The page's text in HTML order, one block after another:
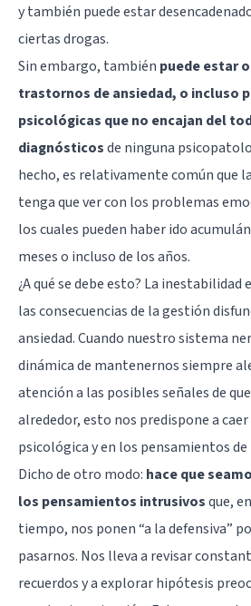
y también puede estar
ciertas drogas.
Sin embargo, también puede estar
trastornos de ansiedad, o incluso
psicológicas que no encajan del
diagnósticosde ninguna
hecho, es relativamente común que
tenga que ver con los problemas
los cuales pueden haber ido
meses o incluso de los años.
¿A qué se debe esto? La inestabilidad
las consecuencias de la gestión
ansiedad. Cuando nuestro sistema
dinámica de mantenernos siempre
atención a las posibles señales de
alrededor, esto nos predispone a
psicológica y en los pensamientos
Dicho de otro modo: hace que
los pensamientos intrusivosque,
tiempo, nos ponen “a la defensiva”
pasarnos. Nos lleva a revisar
recuerdos y a explorar hipótesis